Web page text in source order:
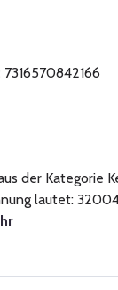
7316570842166
der Kategorie
lautet: